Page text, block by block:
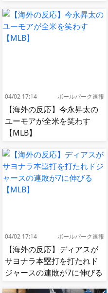
04/02 17:14 ボールパーク速報
【海外の反応】今永昇太の
ユーモアが全米を笑わす
【MLB】
04/02 17:14 ボールパーク速報
【海外の反応】ディアスが
サヨナラ本塁打を打たれド
ジャースの連敗が7に伸びる